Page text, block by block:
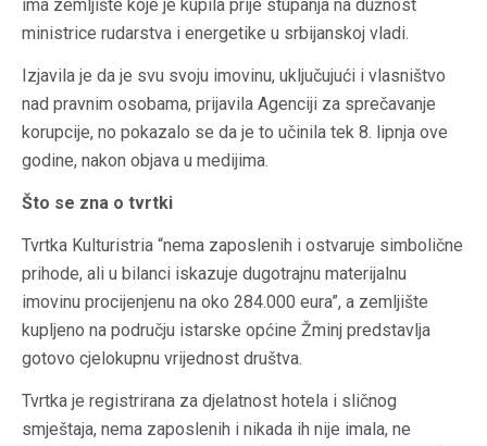
ima zemljište koje je kupila prije stupanja na dužnost
ministrice rudarstva i energetike u srbijanskoj vladi.
Izjavila je da je svu svoju imovinu, uključujući i vlasništvo
nad pravnim osobama, prijavila Agenciji za sprečavanje
korupcije, no pokazalo se da je to učinila tek 8. lipnja ove
godine, nakon objava u medijima.
Što se zna o tvrtki
Tvrtka Kulturistria “nema zaposlenih i ostvaruje simbolične
prihode, ali u bilanci iskazuje dugotrajnu materijalnu
imovinu procijenjenu na oko 284.000 eura”, a zemljište
kupljeno na području istarske općine Žminj predstavlja
gotovo cjelokupnu vrijednost društva.
Tvrtka je registrirana za djelatnost hotela i sličnog
smještaja, nema zaposlenih i nikada ih nije imala, ne